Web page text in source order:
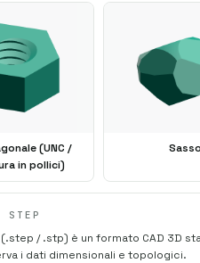
(UNC /
in pollici)
Sasso
STEP
(.step / .stp) è un formato CAD 3D
i dati dimensionali e topologici.